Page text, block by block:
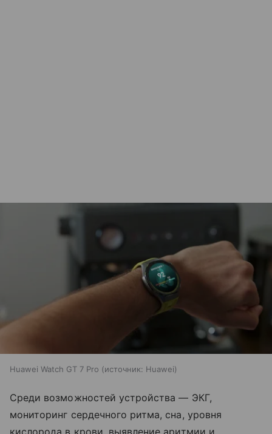
Huawei Watch GT 7 Pro источник: Huawei
Среди возможностей устройства — ЭКГ,
мониторинг сердечного ритма, сна, уровня
кислорода в крови, выявление аритмии и